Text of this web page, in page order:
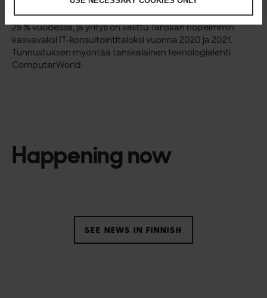
sekä sovellusten hallintaan.
Commentor on viime vuosina kasvanut merkittävästi, noin
25 % vuodessa, ja yritys on valittu Tanskan nopeimmin
kasvavaksi IT-konsultointitaloksi vuonna 2020 ja 2021.
Tunnustuksen myöntää tanskalainen teknologialehti
ComputerWorld.
Happening now
SEE NEWS IN FINNISH